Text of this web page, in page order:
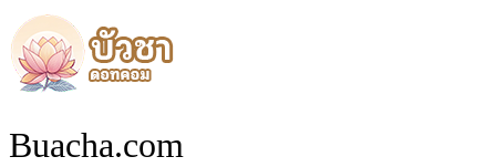
Buacha.com